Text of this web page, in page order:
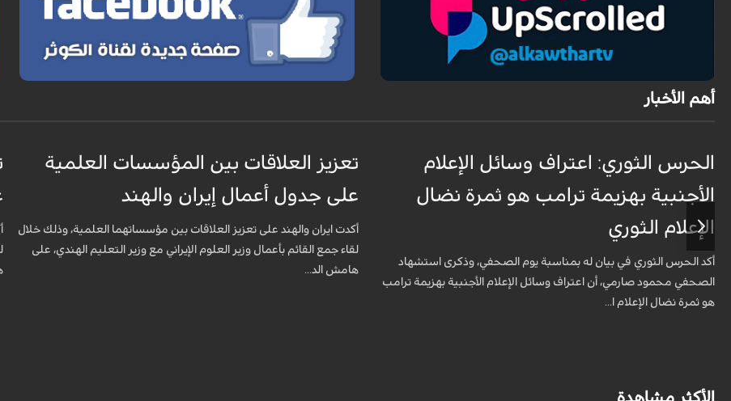
أهم الأخبار
الحرس الثوري: اعتراف وسائل الإعلام
الأجنبية بهزيمة ترامب هو ثمرة نضال
الإعلام الثوري
أكد الحرس الثوري في بيان له بمناسبة يوم الصحفي، وذكرى استشهاد
الصحفي محمود صارمي، أن اعتراف وسائل الإعلام الأجنبية بهزيمة ترامب
هو ثمرة نضال الإعلام ا...
تعزيز العلاقات بين المؤسسات العلمية
على جدول أعمال إيران والهند
أكدت ايران والهند على تعزيز العلاقات بين مؤسساتهما العلمية، وذلك خلال
لقاء جمع القائم بأعمال وزير العلوم الإيراني مع وزير التعليم الهندي، على
هامش الد...
الأكثر مشاهدة